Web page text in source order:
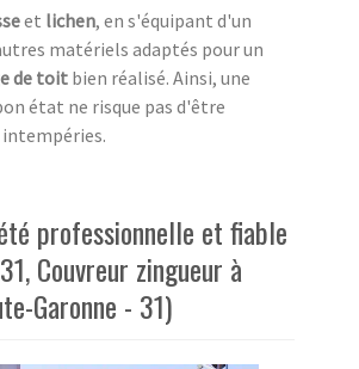
et lichen, en s'équipant d'un
matériels adaptés pour un
de toitbien réalisé. Ainsi, une
état ne risque pas d'être
professionnelle et fiable
Couvreur zingueur à
Garonne - 31)